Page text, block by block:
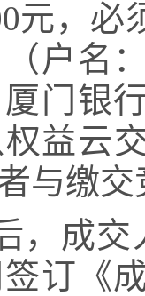
元，必
户名
门银
益云
与缴
，成交
订《